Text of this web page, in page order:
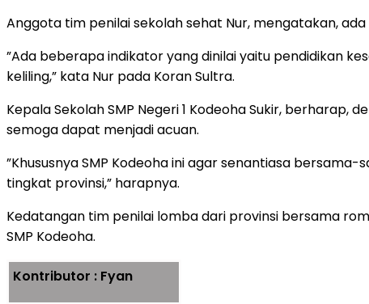
Anggota tim penilai sekolah sehat Nur, mengatakan,
”Ada beberapa indikator yang dinilai yaitu pendidikan
keliling,” kata Nur pada Koran Sultra.
Kepala Sekolah SMP Negeri 1 Kodeoha Sukir, berharap,
semoga dapat menjadi acuan.
”Khususnya SMP Kodeoha ini agar senantiasa
tingkat provinsi,” harapnya.
Kedatangan tim penilai lomba dari provinsi bersama
SMP Kodeoha.
Kontributor : Fyan